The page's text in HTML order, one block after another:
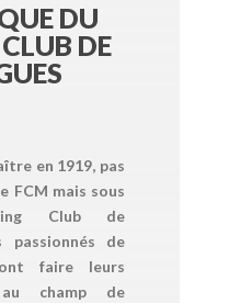
DU
DE
en 1919, pas
FCM mais sous
Club de
passionnés de
faire leurs
champ de